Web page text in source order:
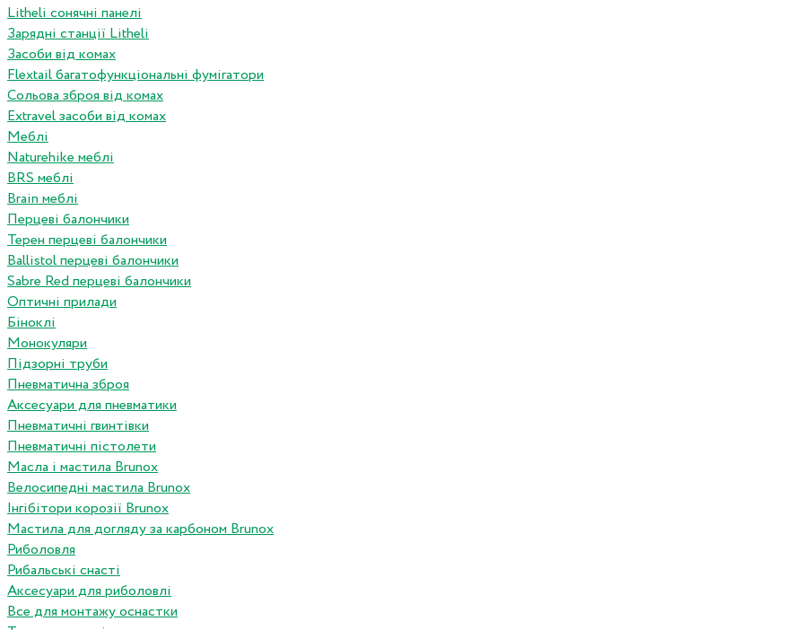
Litheli сонячні панелі
Зарядні станції Litheli
Засоби від комах
Flextail багатофункціональні фумігатори
Сольова зброя від комах
Extravel засоби від комах
Меблі
Naturehike меблі
BRS меблі
Brain меблі
Перцеві балончики
Терен перцеві балончики
Ballistol перцеві балончики
Sabre Red перцеві балончики
Оптичні прилади
Біноклі
Монокуляри
Підзорні труби
Пневматична зброя
Аксесуари для пневматики
Пневматичні гвинтівки
Пневматичні пістолети
Масла і мастила Brunox
Велосипедні мастила Brunox
Інгібітори корозії Brunox
Мастила для догляду за карбоном Brunox
Риболовля
Рибальські снасті
Аксесуари для риболовлі
Все для монтажу оснастки